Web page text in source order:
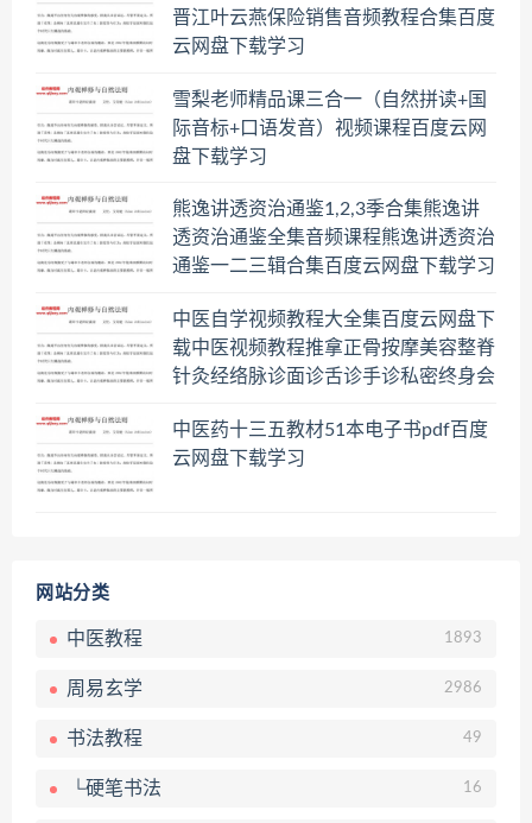
晋江叶云燕保险销售音频教程合集百度
云网盘下载学习
雪梨老师精品课三合一（自然拼读+国
际音标+口语发音）视频课程百度云网
盘下载学习
熊逸讲透资治通鉴1,2,3季合集熊逸讲
透资治通鉴全集音频课程熊逸讲透资治
通鉴一二三辑合集百度云网盘下载学习
中医自学视频教程大全集百度云网盘下
载中医视频教程推拿正骨按摩美容整脊
针灸经络脉诊面诊舌诊手诊私密终身会
中医药十三五教材51本电子书pdf百度
云网盘下载学习
网站分类
中医教程 1893
周易玄学 2986
书法教程 49
└硬笔书法 16